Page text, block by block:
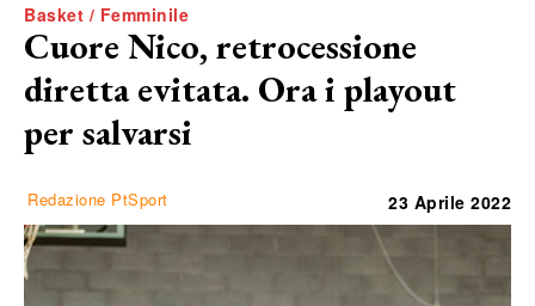
Basket / Femminile
Cuore Nico, retrocessione
diretta evitata. Ora i playout
per salvarsi
Redazione PtSport 23 Aprile 2022